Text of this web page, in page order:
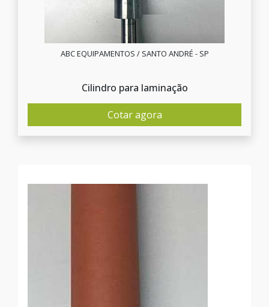
ABC EQUIPAMENTOS / SANTO ANDRÉ - SP
Cilindro para laminação
Cotar agora